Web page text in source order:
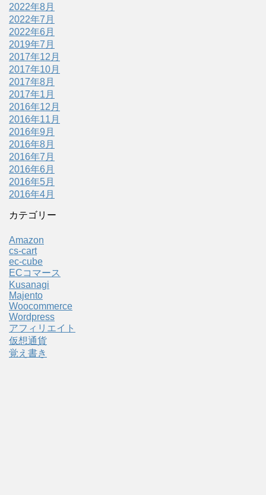
2022年8月
2022年7月
2022年6月
2019年7月
2017年12月
2017年10月
2017年8月
2017年1月
2016年12月
2016年11月
2016年9月
2016年8月
2016年7月
2016年6月
2016年5月
2016年4月
カテゴリー
Amazon
cs-cart
ec-cube
ECコマース
Kusanagi
Majento
Woocommerce
Wordpress
アフィリエイト
仮想通貨
覚え書き